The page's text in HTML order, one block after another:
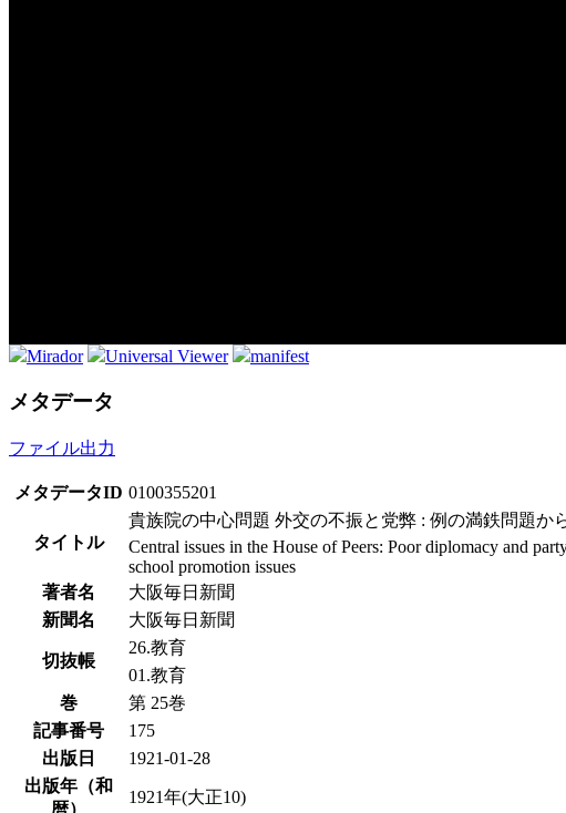
Mirador Universal Viewer manifest
メタデータ
ファイル出力
メタデータID 0100355201
タイトル
貴族院の中心問題 外交の不振と党弊 : 例の満鉄問題
Central issues in the House of Peers: Poor diplomacy and
school promotion issues
著者名
大阪毎日新聞
新聞名
大阪毎日新聞
切抜帳
26.教育
01.教育
巻
第 25巻
記事番号
175
出版日
1921-01-28
出版年（和
暦）
1921年(大正10)